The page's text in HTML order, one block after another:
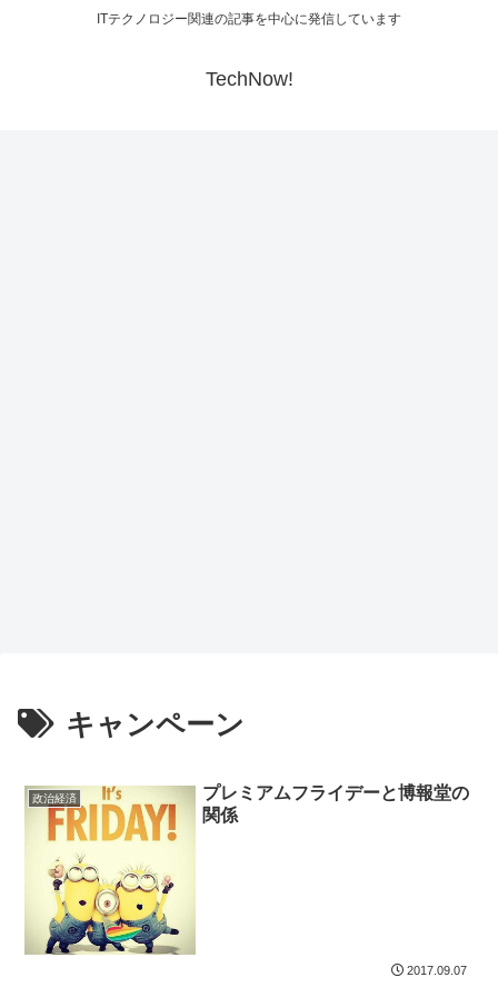
ITテクノロジー関連の記事を中心に発信しています
TechNow!
キャンペーン
政治経済
プレミアムフライデーと博報堂の
関係
2017.09.07